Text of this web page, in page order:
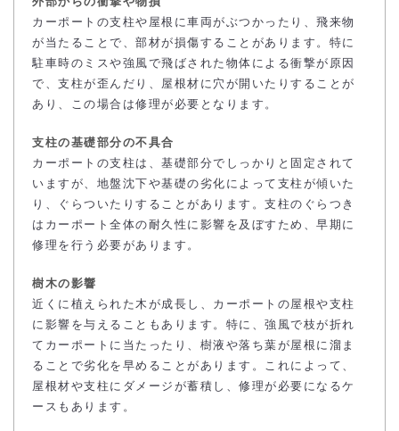
カーポートの支柱や屋根に車両がぶつかったり、飛来物
が当たることで、部材が損傷することがあります。特に
駐車時のミスや強風で飛ばされた物体による衝撃が原因
で、支柱が歪んだり、屋根材に穴が開いたりすることが
あり、この場合は修理が必要となります。
支柱の基礎部分の不具合
カーポートの支柱は、基礎部分でしっかりと固定されて
いますが、地盤沈下や基礎の劣化によって支柱が傾いた
り、ぐらついたりすることがあります。支柱のぐらつき
はカーポート全体の耐久性に影響を及ぼすため、早期に
修理を行う必要があります。
樹木の影響
近くに植えられた木が成長し、カーポートの屋根や支柱
に影響を与えることもあります。特に、強風で枝が折れ
てカーポートに当たったり、樹液や落ち葉が屋根に溜ま
ることで劣化を早めることがあります。これによって、
屋根材や支柱にダメージが蓄積し、修理が必要になるケ
ースもあります。